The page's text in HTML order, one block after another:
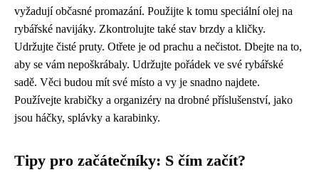
vyžadují občasné promazání. Použijte k tomu speciální olej na
rybářské navijáky. Zkontrolujte také stav brzdy a kličky.
Udržujte čisté pruty. Otřete je od prachu a nečistot. Dbejte na to,
aby se vám nepoškrábaly. Udržujte pořádek ve své rybářské
sadě. Věci budou mít své místo a vy je snadno najdete.
Používejte krabičky a organizéry na drobné příslušenství, jako
jsou háčky, splávky a karabinky.
Tipy pro začátečníky: S čím začít?